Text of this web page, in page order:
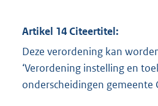
Artikel 14 Citeertitel:
Deze verordening kan
‘Verordening instelling en
onderscheidingen gemeente